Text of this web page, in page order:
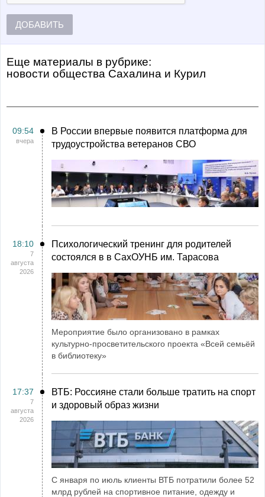
ДОБАВИТЬ
Еще материалы в рубрике:
Новости общества Сахалина и Курил
09:54
вчера
В России впервые появится платформа для
трудоустройства ветеранов СВО
18:10
7
августа
2026
Психологический тренинг для родителей
состоялся в в СахОУНБ им. Тарасова
Мероприятие было организовано в рамках
культурно-просветительского проекта «Всей семьёй
в библиотеку»
17:37
7
августа
2026
ВТБ: Россияне стали больше тратить на спорт
и здоровый образ жизни
С января по июль клиенты ВТБ потратили более 52
млрд рублей на спортивное питание, одежду и